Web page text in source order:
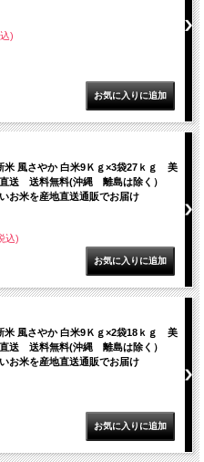
)
米 風さやか 白米9Ｋｇ×3袋27ｋｇ 美
送 送料無料(沖縄 離島は除く）
お米を産地直送通販でお届け
込)
米 風さやか 白米9Ｋｇ×2袋18ｋｇ 美
送 送料無料(沖縄 離島は除く）
お米を産地直送通販でお届け